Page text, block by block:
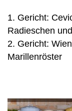
1. Gericht:
Radieschen
2. Gericht:
Marillenröster